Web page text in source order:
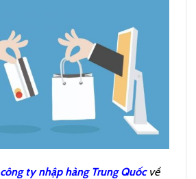
công ty nhập hàng Trung Quốcvề